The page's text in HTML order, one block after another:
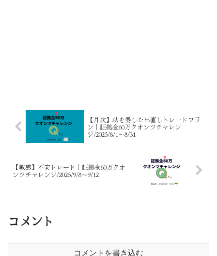
【月次】功を奏した出直しトレードプラ
ン｜証拠金60万クオンツチャレン
ジ/2025/8/1～8/31
【敏感】不安トレード｜証拠金60万クオ
ンツチャレンジ/2025/9/8～9/12
コメント
コメントを書き込む